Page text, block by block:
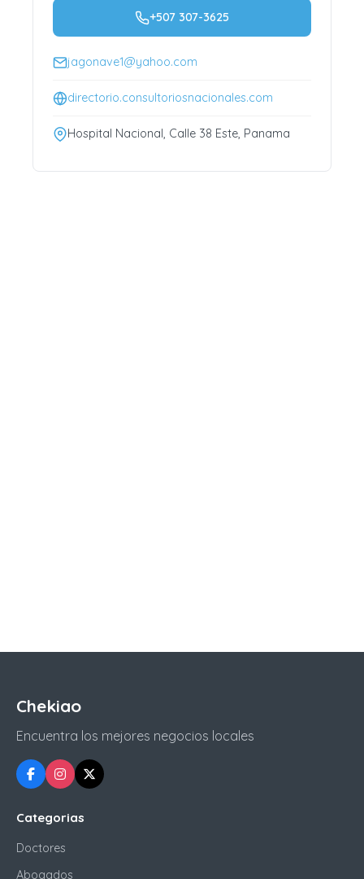
+507 307-3625
jagonave1@yahoo.com
directorio.consultoriosnacionales.com
Hospital Nacional, Calle 38 Este, Panama
Chekiao
Encuentra los mejores negocios locales
Categorias
Doctores
Abogados